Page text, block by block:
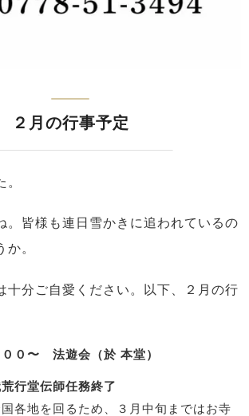
２月の行事予定
。
。皆様も連日雪かきに追われているの
か。
十分ご自愛ください。以下、２月の行
００〜 法遊会（於 本堂）
行堂伝師任務終了
各地を回るため、３月中旬まではお寺